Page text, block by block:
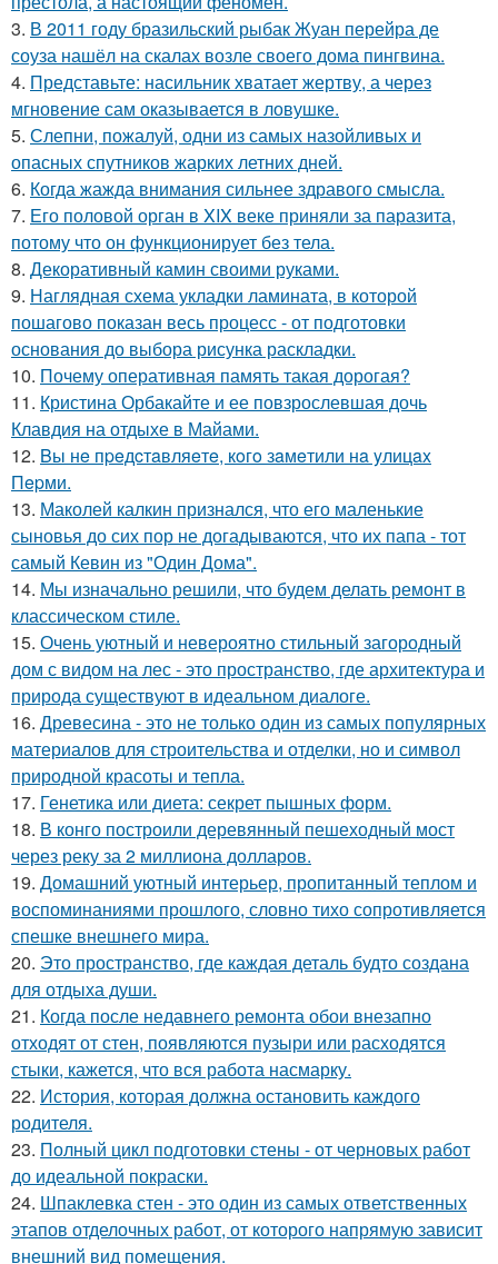
3. В 2011 году бразильский рыбак Жуан перейра де
соуза нашёл на скалах возле своего дома пингвина.
4. Представьте: насильник хватает жертву, а через
мгновение сам оказывается в ловушке.
5. Слепни, пожалуй, одни из самых назойливых и
опасных спутников жарких летних дней.
6. Когда жажда внимания сильнее здравого смысла.
7. Его половой орган в XIX веке приняли за паразита,
потому что он функционирует без тела.
8. Декоративный камин своими руками.
9. Наглядная схема укладки ламината, в которой
пошагово показан весь процесс - от подготовки
основания до выбора рисунка раскладки.
10. Почему оперативная память такая дорогая?
11. Кристина Орбакайте и ее повзрослевшая дочь
Клавдия на отдыхе в Майами.
12. Bы нe пpeдcтaвляeтe, кoгo зaмeтили нa yлицax
Пepми.
13. Маколей калкин признался, что его маленькие
сыновья до сих пор не догадываются, что их папа - тот
самый Кевин из "Один Дома".
14. Мы изначально решили, что будем делать ремонт в
классическом стиле.
15. Очень уютный и невероятно стильный загородный
дом с видом на лес - это пространство, где архитектура и
природа существуют в идеальном диалоге.
16. Древесина - это не только один из самых популярных
материалов для строительства и отделки, но и символ
природной красоты и тепла.
17. Генетика или диета: секрет пышных форм.
18. В конго построили деревянный пешеходный мост
через реку за 2 миллиона долларов.
19. Домашний уютный интерьер, пропитанный теплом и
воспоминаниями прошлого, словно тихо сопротивляется
спешке внешнего мира.
20. Это пространство, где каждая деталь будто создана
для отдыха души.
21. Когда после недавнего ремонта обои внезапно
отходят от стен, появляются пузыри или расходятся
стыки, кажется, что вся работа насмарку.
22. История, которая должна остановить каждого
родителя.
23. Полный цикл подготовки стены - от черновых работ
до идеальной покраски.
24. Шпаклевка стен - это один из самых ответственных
этапов отделочных работ, от которого напрямую зависит
внешний вид помещения.